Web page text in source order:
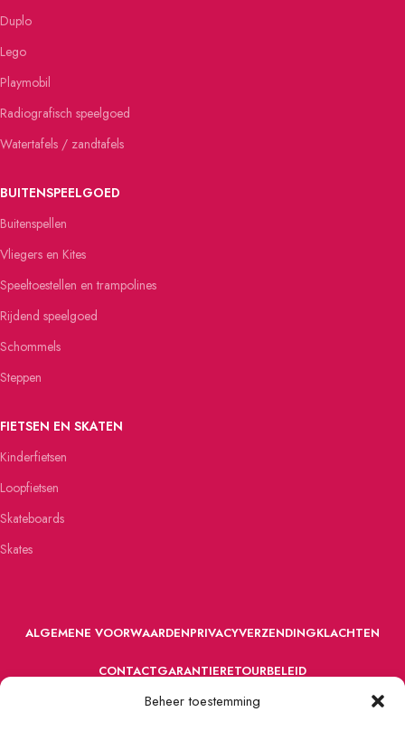
Beheer toestemming
Duplo
Lego
Playmobil
Radiografisch speelgoed
Watertafels / zandtafels
BUITENSPEELGOED
Buitenspellen
Vliegers en Kites
Speeltoestellen en trampolines
Rijdend speelgoed
Schommels
Steppen
FIETSEN EN SKATEN
Kinderfietsen
Loopfietsen
Skateboards
Skates
ALGEMENE VOORWAARDENPRIVACYVERZENDINGKLACHTEN
CONTACTGARANTIERETOURBELEID